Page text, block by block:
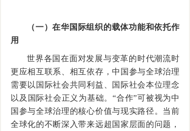
（一）在华国际组织的载体功能和依托作
用
世界各国在面对发展与变革的时代潮流时
更应相互联系、相互依存，中国参与全球治理
需要以国际社会共同利益、国际社会本位理念
以及国际社会正义为基础。 “合作”可被视为中
国参与全球治理的核心价值与现实路径。当前
全球化的不断深入带来远超国家层面的问题，